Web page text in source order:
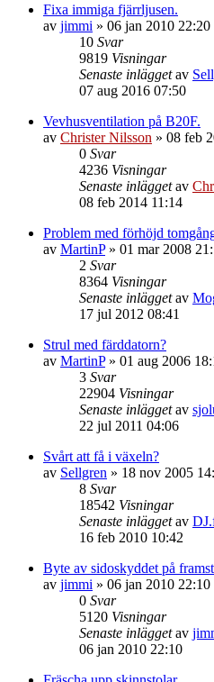
Fixa immiga fjärrljusen.
av jimmi » 06 jan 2010 22:20
10 Svar
9819 Visningar
Senaste inläggetav
07 aug 2016 07:50
Vevhusventilation på B20F.
av Christer Nilsson » 08 feb
0 Svar
4236 Visningar
Senaste inläggetav
08 feb 2014 11:14
Problem med förhöjd
av MartinP» 01 mar 2008
2 Svar
8364 Visningar
Senaste inläggetav
17 jul 2012 08:41
Strul med färddatorn?
av MartinP» 01 aug 2006
3 Svar
22904 Visningar
Senaste inläggetav
22 jul 2011 04:06
Svårt att få i växeln?
av Sellgren » 18 nov 2005
8 Svar
18542 Visningar
Senaste inläggetav
16 feb 2010 10:42
Byte av sidoskyddet på
av jimmi » 06 jan 2010 22:10
0 Svar
5120 Visningar
Senaste inläggetav
06 jan 2010 22:10